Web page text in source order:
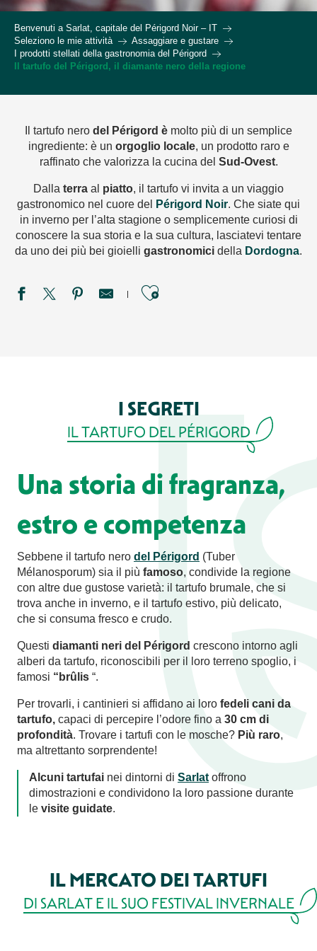
Benvenuti a Sarlat, capitale del Périgord Noir – IT
Seleziono le mie attività
Assaggiare e gustare
I prodotti stellati della gastronomia del Périgord
Il tartufo del Périgord, il diamante nero della regione
Il tartufo nero del Périgord è molto più di un semplice
ingrediente: è un orgoglio locale, un prodotto raro e
raffinato che valorizza la cucina del Sud-Ovest.
Dalla terra al piatto, il tartufo vi invita a un viaggio
gastronomico nel cuore del
Périgord Noir. Che siate qui
in inverno per l’alta stagione o semplicemente curiosi di
conoscere la sua storia e la sua cultura, lasciatevi tentare
da uno dei più bei gioielli gastronomici della Dordogna.
Ajouter aux
I SEGRETI
IL TARTUFO DEL PÉRIGORD
Una storia di fragranza,
estro e competenza
Sebbene il tartufo nero del Périgord (Tuber
Mélanosporum) sia il più famoso, condivide la regione
con altre due gustose varietà: il tartufo brumale, che si
trova anche in inverno, e il tartufo estivo, più delicato,
che si consuma fresco e crudo.
Questi diamanti neri del Périgord crescono intorno agli
alberi da tartufo, riconoscibili per il loro terreno spoglio, i
famosi “brûlis “.
Per trovarli, i cantinieri si affidano ai loro fedeli cani da
tartufo, capaci di percepire l’odore fino a 30 cm di
profondità. Trovare i tartufi con le mosche? Più raro,
ma altrettanto sorprendente!
Alcuni tartufai nei dintorni di Sarlat offrono
dimostrazioni e condividono la loro passione durante
le visite guidate.
IL MERCATO DEI TARTUFI
DI SARLAT E IL SUO FESTIVAL INVERNALE